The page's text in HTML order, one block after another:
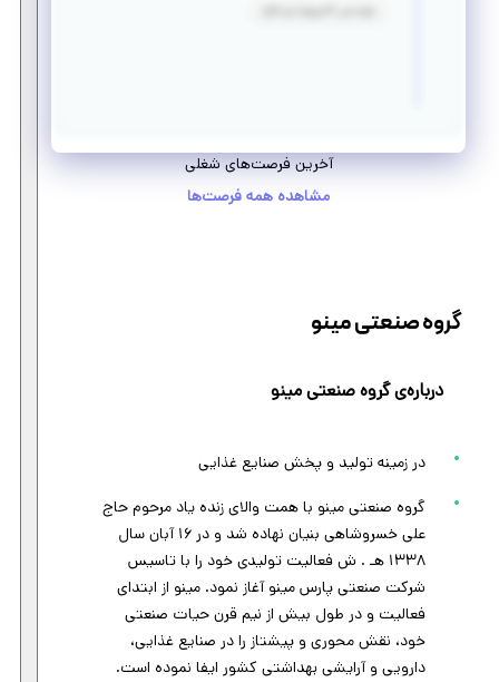
آخرین فرصت‌های شغلی
مشاهده همه فرصت‌ها
گروه صنعتی مینو
درباره‌ی گروه صنعتی مینو
در زمینه تولید و پخش صنایع غذایی
گروه صنعتی مینو با همت والای زنده یاد مرحوم حاج
علی خسروشاهی بنیان نهاده شد و در ۱۶ آبان سال
۱۳۳۸ هـ . ش فعالیت تولیدی خود را با تاسیس
شرکت صنعتی پارس مینو آغاز نمود. مینو از ابتدای
فعالیت و در طول بیش از نیم قرن حیات صنعتی
خود، نقش محوری و پیشتاز را در صنایع غذایی،
دارویی و آرایشی بهداشتی کشور ایفا نموده است.